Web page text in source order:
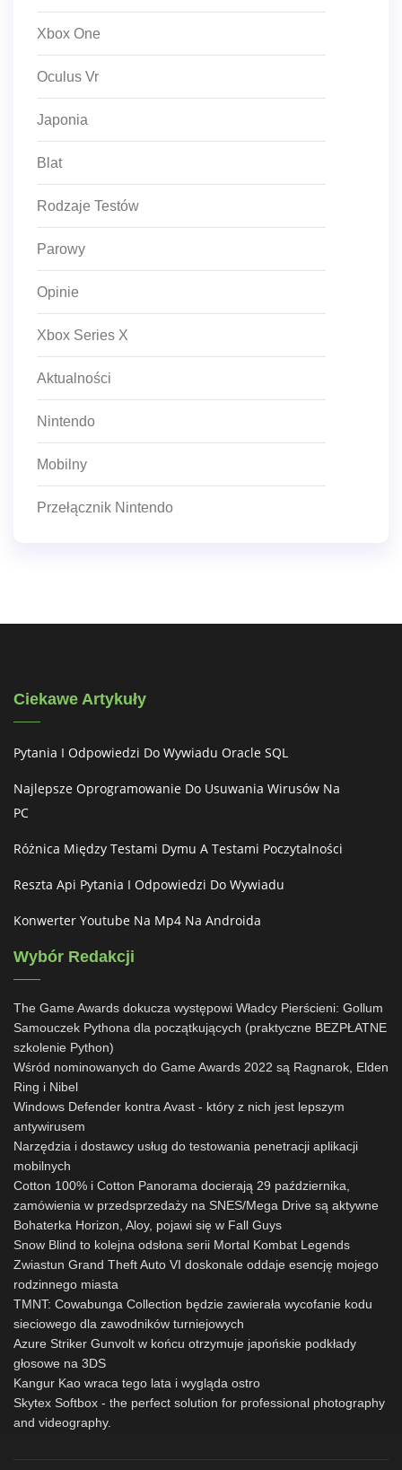
Xbox One
Oculus Vr
Japonia
Blat
Rodzaje Testów
Parowy
Opinie
Xbox Series X
Aktualności
Nintendo
Mobilny
Przełącznik Nintendo
Ciekawe Artykuły
Pytania I Odpowiedzi Do Wywiadu Oracle SQL
Najlepsze Oprogramowanie Do Usuwania Wirusów Na
PC
Różnica Między Testami Dymu A Testami Poczytalności
Reszta Api Pytania I Odpowiedzi Do Wywiadu
Konwerter Youtube Na Mp4 Na Androida
Wybór Redakcji
The Game Awards dokucza występowi Władcy Pierścieni: Gollum
Samouczek Pythona dla początkujących (praktyczne BEZPŁATNE
szkolenie Python)
Wśród nominowanych do Game Awards 2022 są Ragnarok, Elden
Ring i Nibel
Windows Defender kontra Avast - który z nich jest lepszym
antywirusem
Narzędzia i dostawcy usług do testowania penetracji aplikacji
mobilnych
Cotton 100% i Cotton Panorama docierają 29 października,
zamówienia w przedsprzedaży na SNES/Mega Drive są aktywne
Bohaterka Horizon, Aloy, pojawi się w Fall Guys
Snow Blind to kolejna odsłona serii Mortal Kombat Legends
Zwiastun Grand Theft Auto VI doskonale oddaje esencję mojego
rodzinnego miasta
TMNT: Cowabunga Collection będzie zawierała wycofanie kodu
sieciowego dla zawodników turniejowych
Azure Striker Gunvolt w końcu otrzymuje japońskie podkłady
głosowe na 3DS
Kangur Kao wraca tego lata i wygląda ostro
Skytex Softbox - the perfect solution for professional photography
and videography.